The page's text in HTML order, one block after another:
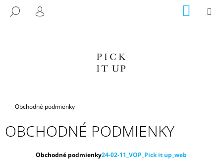
HĽADAŤ
PRIHLÁSENIE KOŠÍK
Domov
Obchodné podmienky
OBCHODNÉ PODMIENKY
Obchodné podmienky24-02-11_VOP_Pick it up_web
T
E